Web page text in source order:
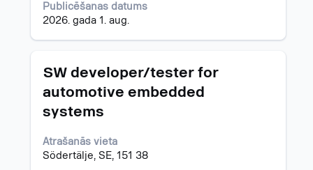
Publicēšanas datums
2026. gada 1. aug.
par
darba
piedāvājumu.
Amats
SW developer/tester for
automotive embedded
systems
Atrašanās vieta
Södertälje, SE, 151 38
Atlasiet,
atstarpes
taustiņu,
skatītu
visu